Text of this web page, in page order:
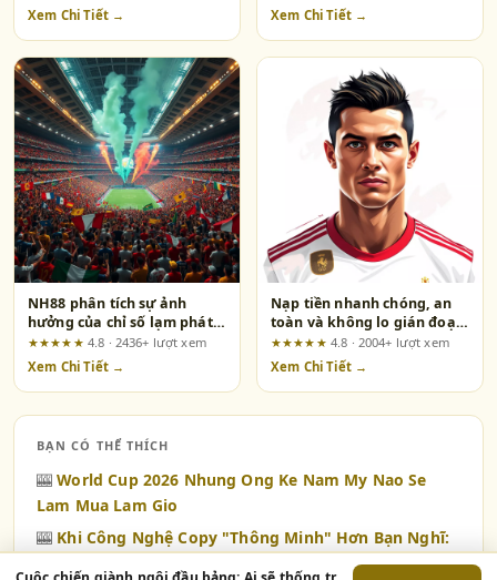
Xem Chi Tiết →
Xem Chi Tiết →
NH88 phân tích sự ảnh
hưởng của chỉ số lạm phát
đến dự đoán vàng trong
nước
★★★★★ 4.8 · 2436+ lượt xem
Xem Chi Tiết →
Nạp tiền nhanh chóng, an
toàn và không lo gián đoạn
tại EA88
★★★★★ 4.8 · 2004+ lượt xem
Xem Chi Tiết →
BẠN CÓ THỂ THÍCH
🎰World Cup 2026 Nhung Ong Ke Nam My Nao Se
Lam Mua Lam Gio
🎰 Khi Công Nghệ Copy "Thông Minh" Hơn Bạn Nghĩ: